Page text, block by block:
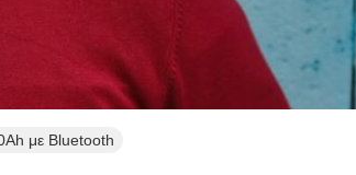
με Bluetooth